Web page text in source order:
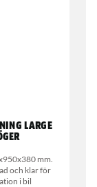
large
mm.
och klar för
i bil